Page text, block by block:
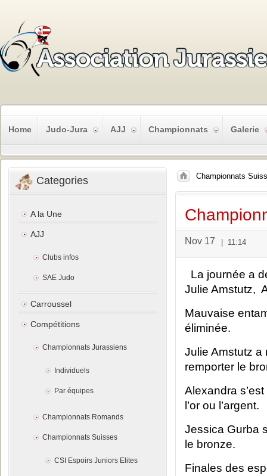
Home Judo-Jura AJJ Championnats Galerie
Championnats
Nov 17 11:14
La journée a
Julie Amstutz,
Mauvaise
éliminée.
Julie Amstutz a
remporter le
Alexandra
l’or ou l’argent.
Jessica Gurba
le bronze.
Finales des
Categories
A la Une
AJJ
Clubs infos
SAE Judo
Carroussel
Compétitions
Championnats Jurassiens
Individuels
Par équipes
Championnats Romands
Championnats Suisses
CSI Espoirs Juniors Elites